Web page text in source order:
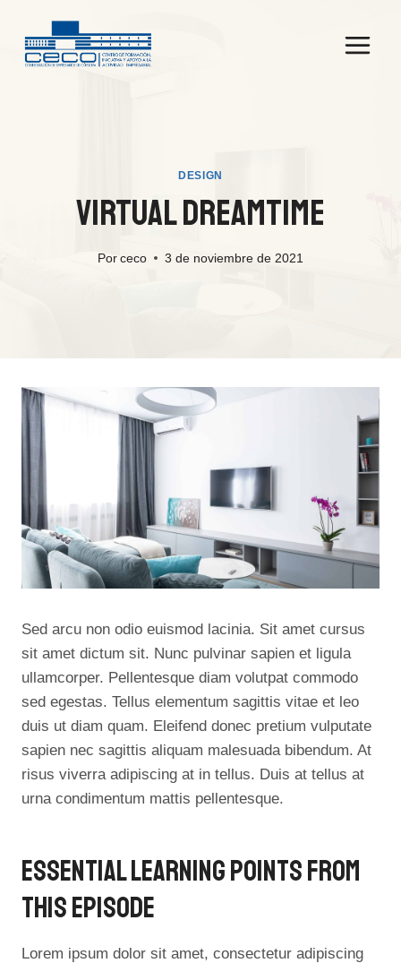
contenido
DESIGN
Virtual Dreamtime
Por ceco 3 de noviembre de 2021
Sed arcu non odio euismod lacinia. Sit amet cursus
sit amet dictum sit. Nunc pulvinar sapien et ligula
ullamcorper. Pellentesque diam volutpat commodo
sed egestas. Tellus elementum sagittis vitae et leo
duis ut diam quam. Eleifend donec pretium vulputate
sapien nec sagittis aliquam malesuada bibendum. At
risus viverra adipiscing at in tellus. Duis at tellus at
urna condimentum mattis pellentesque.
Essential Learning Points From
This Episode
Lorem ipsum dolor sit amet, consectetur adipiscing